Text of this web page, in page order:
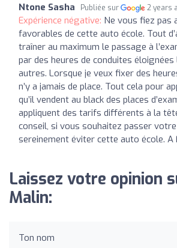
Ntone Sasha Publiée sur 2 years
Expérience négative: Ne vous fiez pas
favorables de cette auto école. Tout
traîner au maximum le passage à
par des heures de conduites éloignées
autres. Lorsque je veux fixer des
n’y a jamais de place. Tout cela pour
qu’il vendent au black des places
appliquent des tarifs différents à la
conseil, si vous souhaitez passer
sereinement éviter cette auto école. A
Laissez votre opinion
Malin:
Ton nom